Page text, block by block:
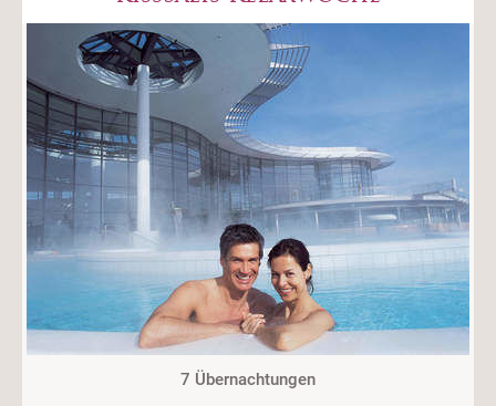
7 Übernachtungen